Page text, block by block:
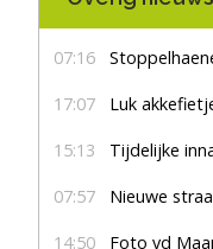
07:16
17:07 Luk
15:13 Tijdelijke
07:57 Nieuwe
14:50 Foto vd